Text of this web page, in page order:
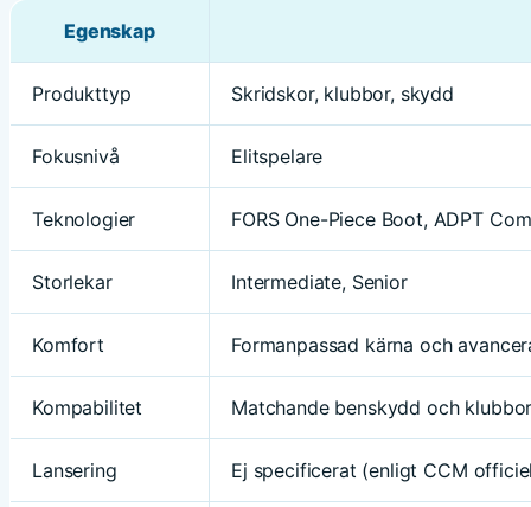
Egenskap
Produkttyp Skridskor, klubbor, skydd
Fokusnivå Elitspelare
Teknologier FORS One-Piece Boot, ADPT
Storlekar Intermediate, Senior
Komfort Formanpassad kärna och
Kompabilitet Matchande benskydd och
Lansering Ej specificerat (enligt CCM